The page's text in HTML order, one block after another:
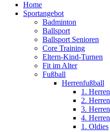
Home
Sportangebot
Badminton
Ballsport
Ballsport Senioren
Core Training
Eltern-Kind-Turnen
Fit im Alter
Fußball
Herrenfußball
1. Herren
2. Herren
3. Herren
4. Herren
1. Oldies